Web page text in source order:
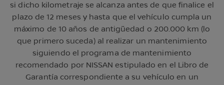
si dicho kilometraje se alcanza antes de que finalice el
plazo de 12 meses y hasta que el vehículo cumpla un
máximo de 10 años de antigüedad o 200.000 km (lo
que primero suceda) al realizar un mantenimiento
siguiendo el programa de mantenimiento
recomendado por NISSAN estipulado en el Libro de
Garantía correspondiente a su vehículo en un